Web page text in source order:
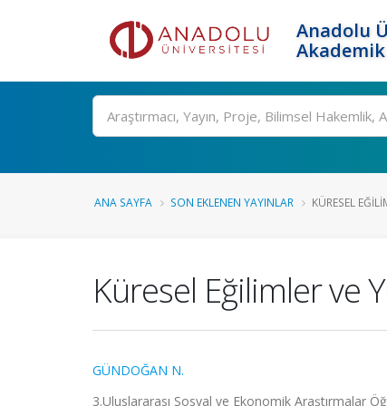
Anadolu
Ara
ANA SAYFA SON EKLENEN YAYINLAR KÜRESEL
Küresel Eğilimler ve
GÜNDOĞAN N.
3.Uluslararası Sosyal ve Ekonomik Araştırmalar